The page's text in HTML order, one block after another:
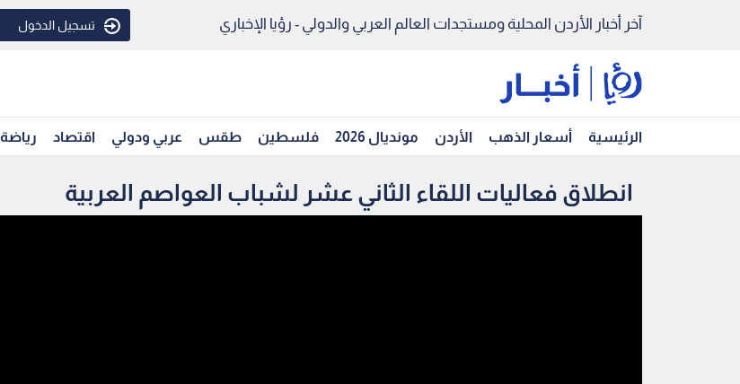
آخر أخبار الأردن المحلية ومستجدات العالم العربي والدولي - رؤيا الإخباري تسجيل الدخول
الرئيسية أسعار الذهب الأردن مونديال 2026 فلسطين طقس عربي ودولي اقتصاد رياضة
انطلاق فعاليات اللقاء الثاني عشر لشباب العواصم العربية